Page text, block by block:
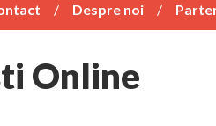
Despre noi
Online